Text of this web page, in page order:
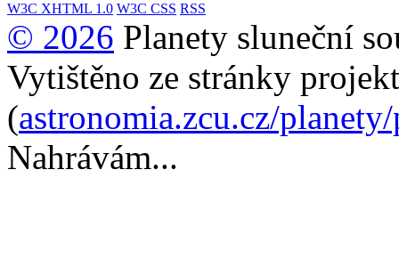
W3C XHTML 1.0 W3C CSS RSS
© 2026 Planety sluneční
Vytištěno ze stránky
(astronomia.zcu.cz/
Nahrávám...